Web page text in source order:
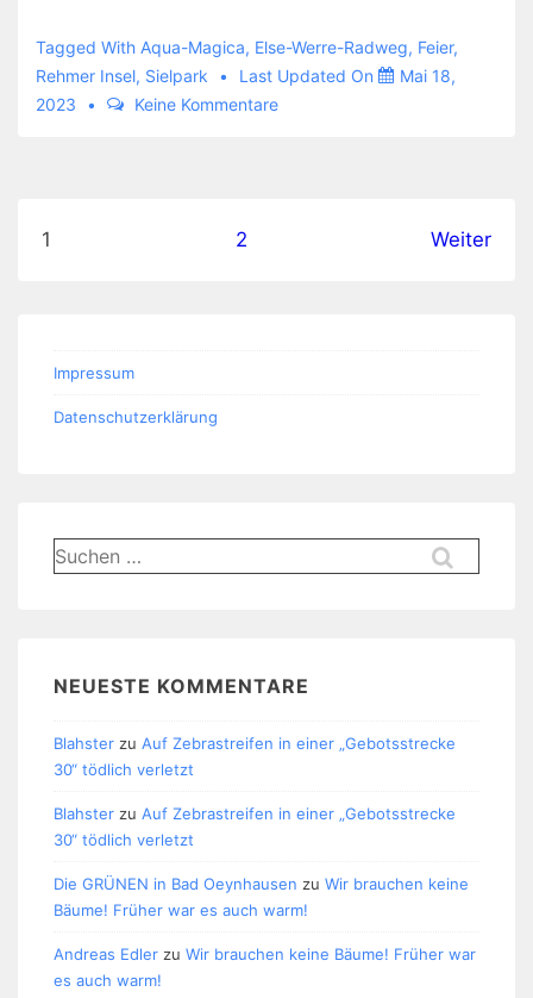
Tagged With Aqua-Magica, Else-Werre-Radweg, Feier,
Rehmer Insel, Sielpark Last Updated On
Mai 18,
2023
Keine Kommentare
Seitennummerierung
1 2 Weiter
Impressum
Datenschutzerklärung
Suchen
nach:
NEUESTE KOMMENTARE
Blahster zu Auf Zebrastreifen in einer „Gebotsstrecke
30“ tödlich verletzt
Blahster zu Auf Zebrastreifen in einer „Gebotsstrecke
30“ tödlich verletzt
Die GRÜNEN in Bad Oeynhausen zu Wir brauchen keine
Bäume! Früher war es auch warm!
Andreas Edler zu Wir brauchen keine Bäume! Früher war
es auch warm!